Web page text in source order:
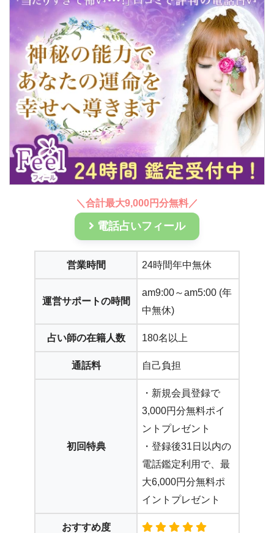
＼合計最大9,000円分無料／
電話占いフィール
営業時間 24時間年中無休
運営サポートの時間
am9:00～am5:00 (年
中無休)
占い師の在籍人数 180名以上
通話料 自己負担
初回特典
・新規会員登録で
3,000円分無料ポイ
ントプレゼント
・登録後31日以内の
電話鑑定利用で、最
大6,000円分無料ポ
イントプレゼント
おすすめ度